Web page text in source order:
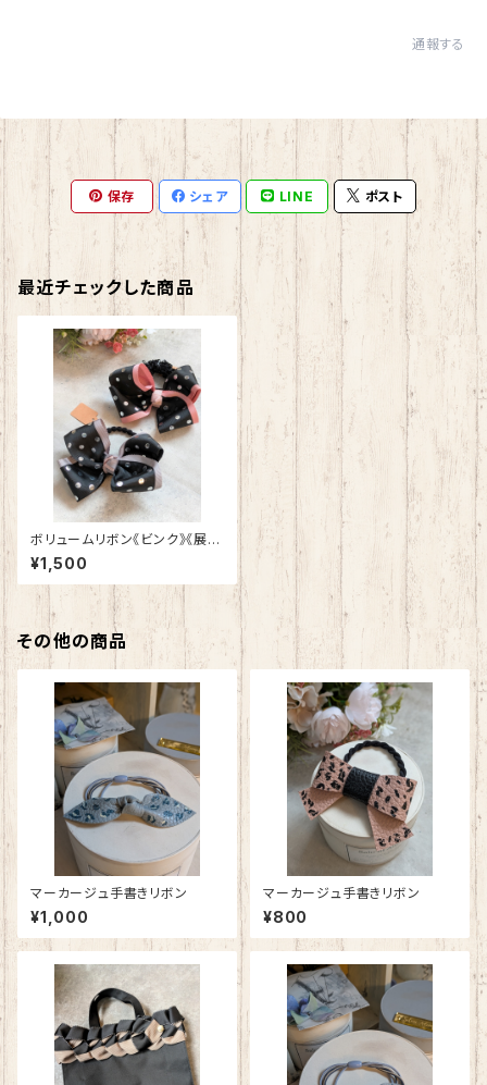
通報する
保存 シェア LINE ポスト
最近チェックした商品
ボリュームリボン《ビンク》《展示
品》
¥1,500
その他の商品
マーカージュ手書きリボン
¥1,000
マーカージュ手書きリボン
¥800